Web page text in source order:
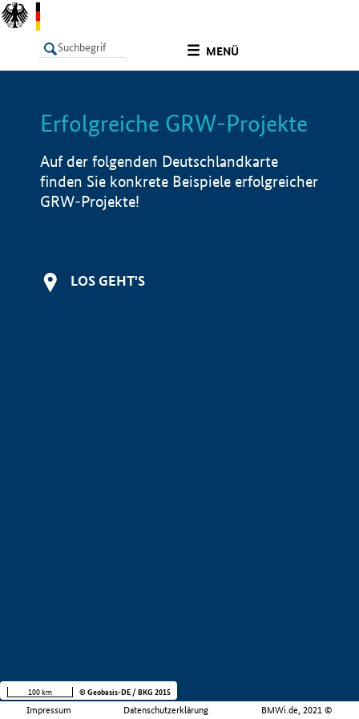
MENÜ
LISTE Info
Erfolgreiche GRW-Projekte
Auf der folgenden Deutschlandkarte
finden Sie konkrete Beispiele erfolgreicher
GRW-Projekte!
LOS GEHT'S
Impressum Datenschutzerklärung BMWi.de, 2021 ©
100 km © Geobasis-DE / BKG 2015